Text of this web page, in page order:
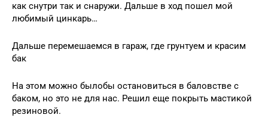
как снутри так и снаружи. Дальше в ход пошел мой
любимый цинкарь…
Дальше перемешаемся в гараж, где грунтуем и красим
бак
На этом можно былобы остановиться в баловстве с
баком, но это не для нас. Решил еще покрыть мастикой
резиновой.